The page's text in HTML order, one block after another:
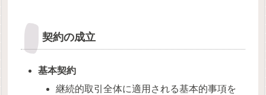
契約の成立
基本契約
継続的取引全体に適用される基本的事項を